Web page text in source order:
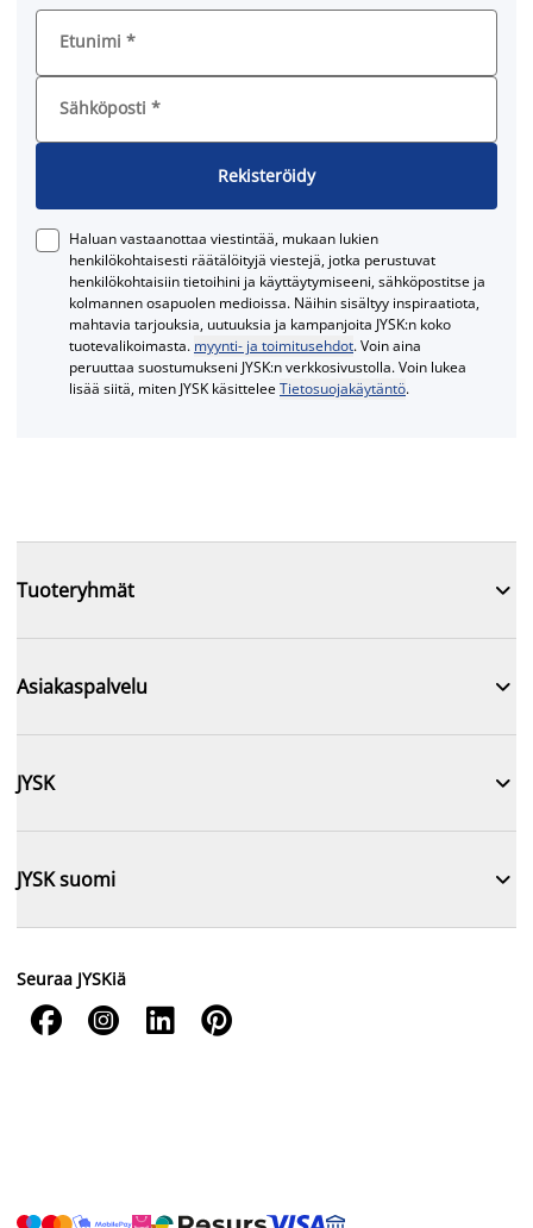
Etunimi *
Sähköposti *
Rekisteröidy
Haluan vastaanottaa viestintää, mukaan lukien
henkilökohtaisesti räätälöityjä viestejä, jotka perustuvat
henkilökohtaisiin tietoihini ja käyttäytymiseeni, sähköpostitse ja
kolmannen osapuolen medioissa. Näihin sisältyy inspiraatiota,
mahtavia tarjouksia, uutuuksia ja kampanjoita JYSK:n koko
tuotevalikoimasta. myynti- ja toimitusehdot. Voin aina
peruuttaa suostumukseni JYSK:n verkkosivustolla. Voin lukea
lisää siitä, miten JYSK käsitteleeTietosuojakäytäntö.
Tuoteryhmät 
Asiakaspalvelu 
JYSK 
JYSK suomi 
Seuraa JYSKiä
   